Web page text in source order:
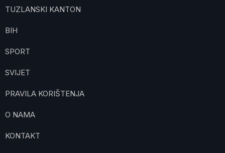
TUZLANSKI KANTON
BIH
SPORT
SVIJET
PRAVILA KORIŠTENJA
O NAMA
KONTAKT